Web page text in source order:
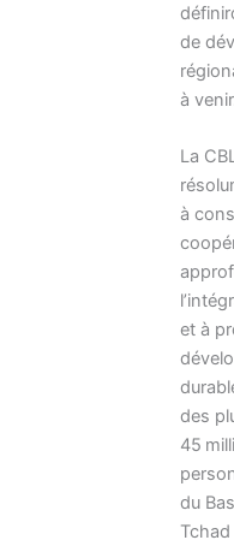
de
à
La
à
et à
des
45
du